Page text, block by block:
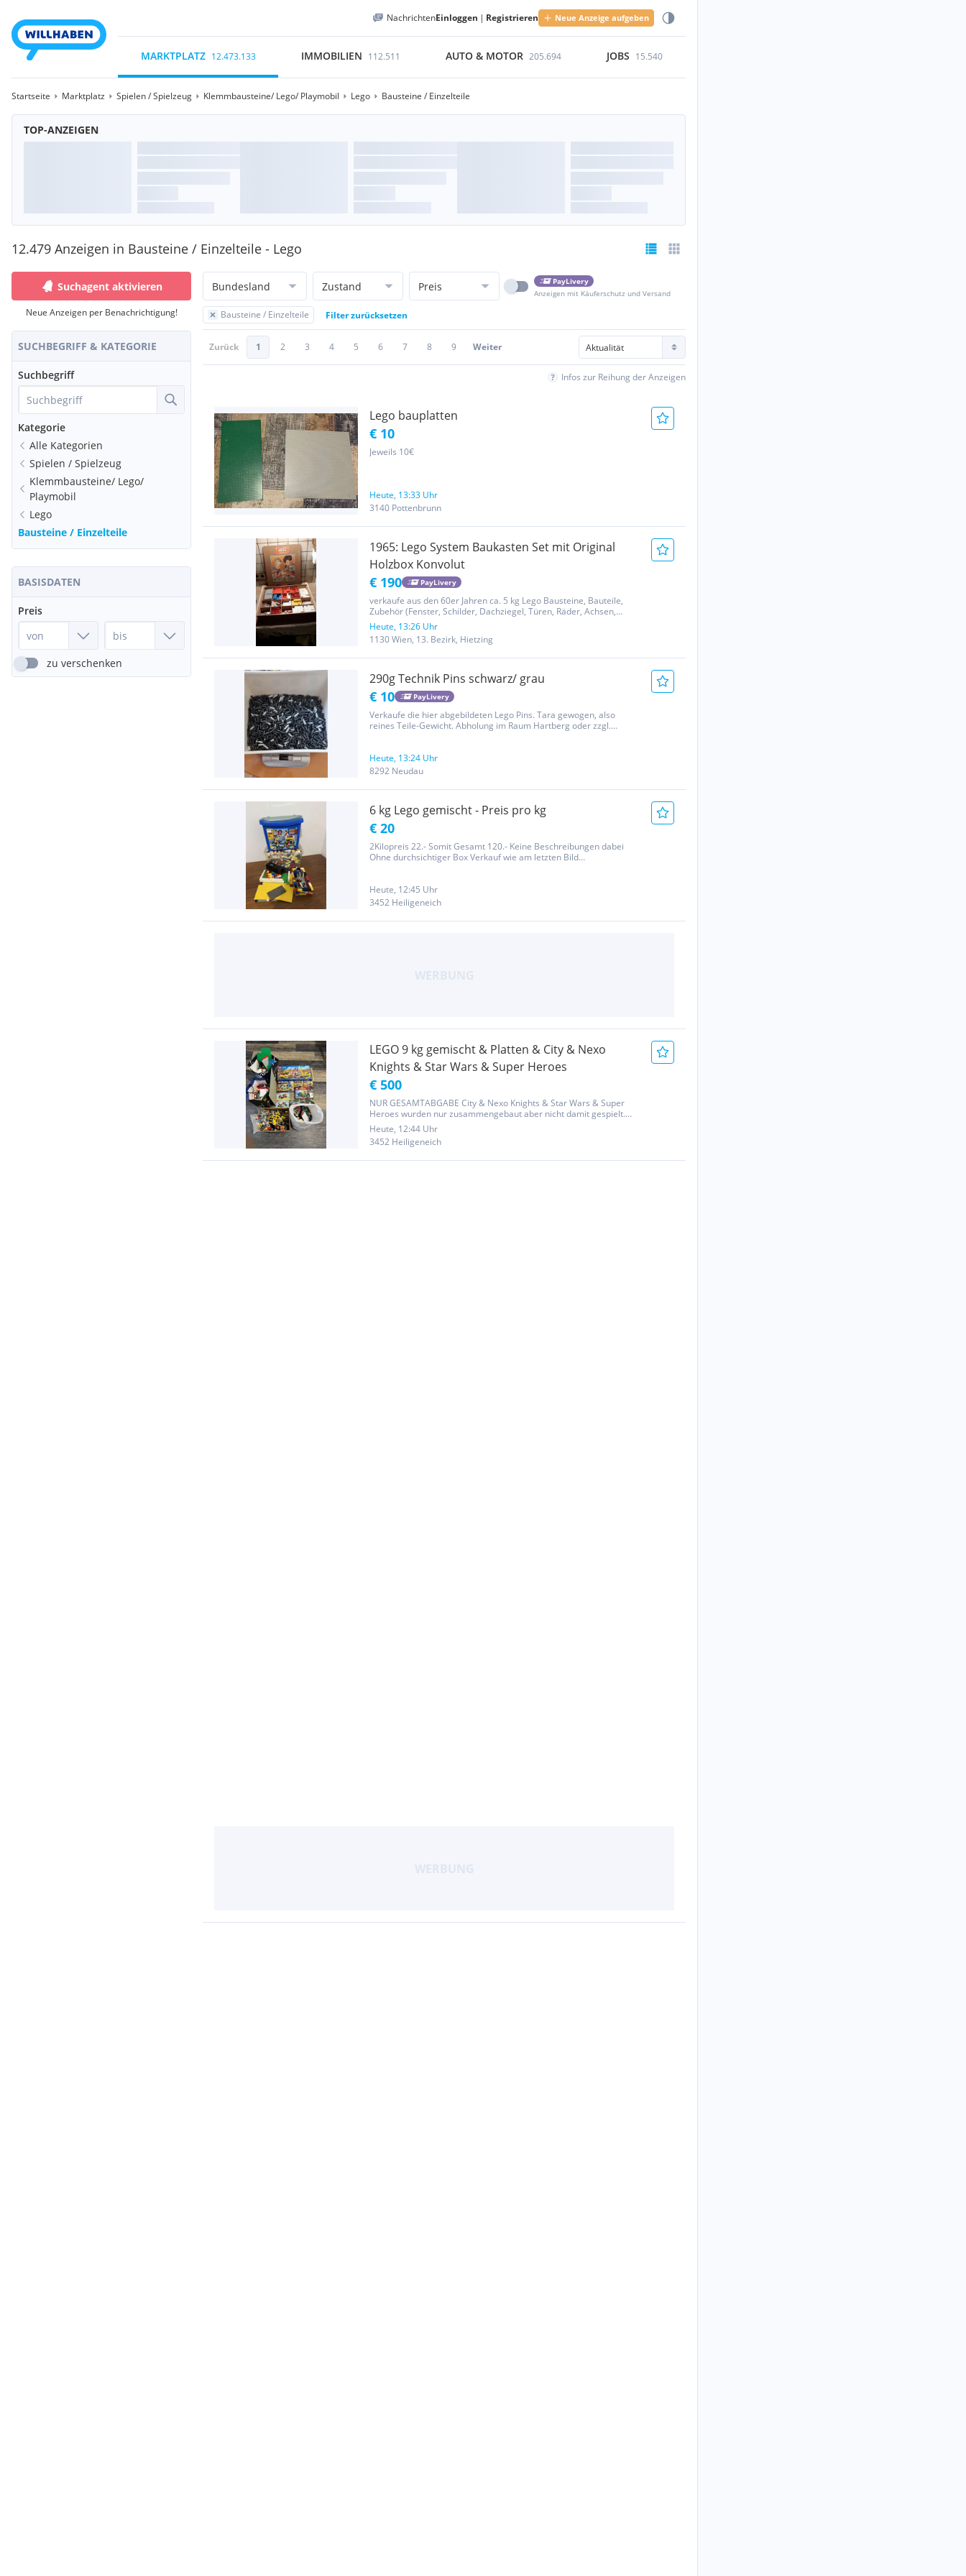
NachrichtenEinloggen | Registrieren Neue Anzeige aufgeben
MARKTPLATZ 12.473.133 IMMOBILIEN 112.511 AUTO & MOTOR 205.694 JOBS 15.540
Startseite Marktplatz Spielen / Spielzeug Klemmbausteine/ Lego/ Playmobil Lego Bausteine / Einzelteile
TOP-ANZEIGEN
12.479 Anzeigen in Bausteine / Einzelteile - Lego
Suchagent aktivieren
Neue Anzeigen per Benachrichtigung!
SUCHBEGRIFF & KATEGORIE
Suchbegriff
Kategorie
Alle Kategorien
Spielen / Spielzeug
Klemmbausteine/ Lego/
Playmobil
Lego
Bausteine / Einzelteile
BASISDATEN
Preis
zu verschenken
Bundesland Zustand Preis
PayLivery
Anzeigen mit Käuferschutz und Versand
Bausteine / Einzelteile Filter zurücksetzen
Zurück 1 2 3 4 5 6 7 8 9 Weiter
Infos zur Reihung der Anzeigen
Lego bauplatten
€ 10
Jeweils 10€
Heute, 13:33 Uhr
3140 Pottenbrunn
1965: Lego System Baukasten Set mit Original
Holzbox Konvolut
€ 190 PayLivery
verkaufe aus den 60er Jahren ca. 5 kg Lego Bausteine, Bauteile,
Zubehör (Fenster, Schilder, Dachziegel, Türen, Räder, Achsen,
Platten uvm.) sortiert in großer originaler Lego System Holzbox
& zusätzlich 2 XL große graue Grundplatten (50x50). Details...
Heute, 13:26 Uhr
1130 Wien, 13. Bezirk, Hietzing
290g Technik Pins schwarz/ grau
€ 10 PayLivery
Verkaufe die hier abgebildeten Lego Pins. Tara gewogen, also
reines Teile-Gewicht. Abholung im Raum Hartberg oder zzgl.
Heute, 13:24 Uhr
8292 Neudau
6 kg Lego gemischt - Preis pro kg
€ 20
2Kilopreis 22.- Somit Gesamt 120.- Keine Beschreibungen dabei
Ohne durchsichtiger Box Verkauf wie am letzten Bild
Heute, 12:45 Uhr
3452 Heiligeneich
LEGO 9 kg gemischt & Platten & City & Nexo
Knights & Star Wars & Super Heroes
€ 500
NUR GESAMTABGABE City & Nexo Knights & Star Wars & Super
Heroes wurden nur zusammengebaut aber nicht damit gespielt.
Deshalb ist es als Neuwertig zu bezeichnen. Irgendwann landete
alles beim restlichen Lego. Alle Bauanleitungen sind in der
jewiligen...
Heute, 12:44 Uhr
3452 Heiligeneich